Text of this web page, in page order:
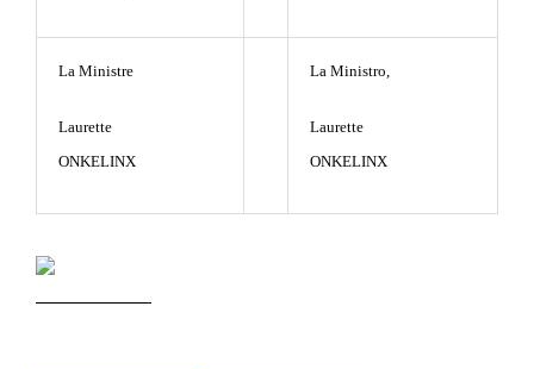
La Ministre
Laurette
ONKELINX
La Ministro,
Laurette
ONKELINX